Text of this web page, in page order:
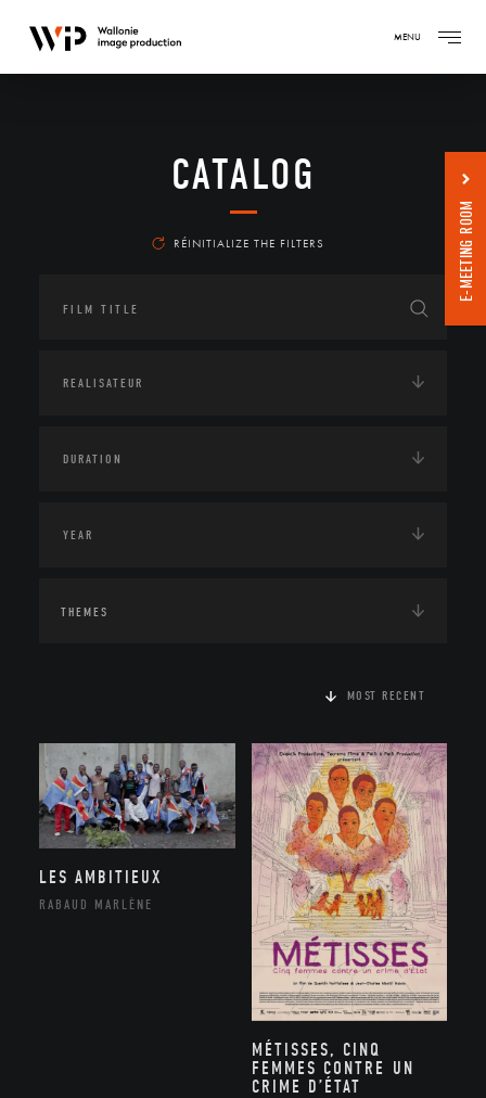
MENU
CATALOG
RÉINITIALIZE THE FILTERS
THEMES
MOST RECENT
LES AMBITIEUX
RABAUD MARLÈNE
MÉTISSES, CINQ
FEMMES CONTRE UN
CRIME D’ÉTAT
E-MEETING ROOM